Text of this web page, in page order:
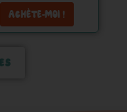
ACHÈTE-MOI !
du
produit